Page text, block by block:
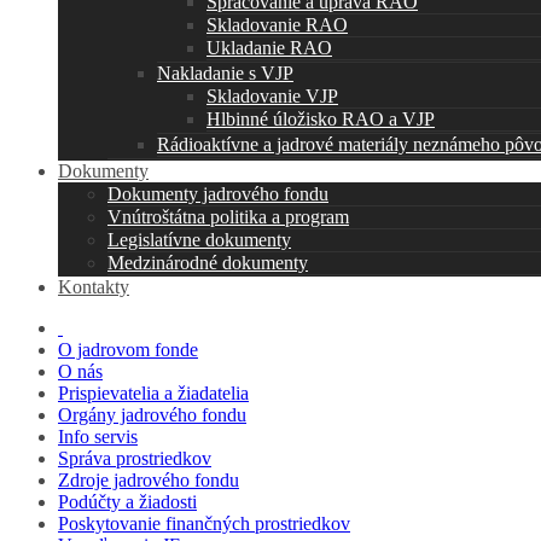
Skladovanie RAO
Ukladanie RAO
Nakladanie s VJP
Skladovanie VJP
Hlbinné úložisko RAO a VJP
Rádioaktívne a jadrové materiály neznámeho
Dokumenty
Dokumenty jadrového fondu
Vnútroštátna politika a program
Legislatívne dokumenty
Medzinárodné dokumenty
Kontakty
O jadrovom fonde
O nás
Prispievatelia a žiadatelia
Orgány jadrového fondu
Info servis
Správa prostriedkov
Zdroje jadrového fondu
Podúčty a žiadosti
Poskytovanie finančných prostriedkov